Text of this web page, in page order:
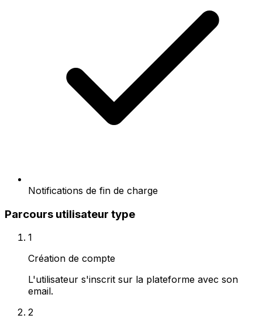
Notifications de fin de charge
Parcours utilisateur type
1
Création de compte
L'utilisateur s'inscrit sur la plateforme avec son
email.
2